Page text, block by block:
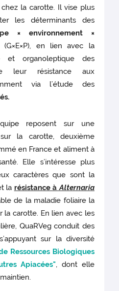
la carotte. Il vise plus
les déterminants des
× environnement ×
en lien avec la
et organoleptique des
leur résistance aux
via l’étude des
reposent sur une
la carotte, deuxième
en France et aliment à
Elle s’intéresse plus
caractères que sont la
la résistance àAlternaria
de la maladie foliaire la
la carotte. En lien avec les
QuaRVeg conduit des
sur la diversité
Ressources Biologiques
Apiacées", dont elle